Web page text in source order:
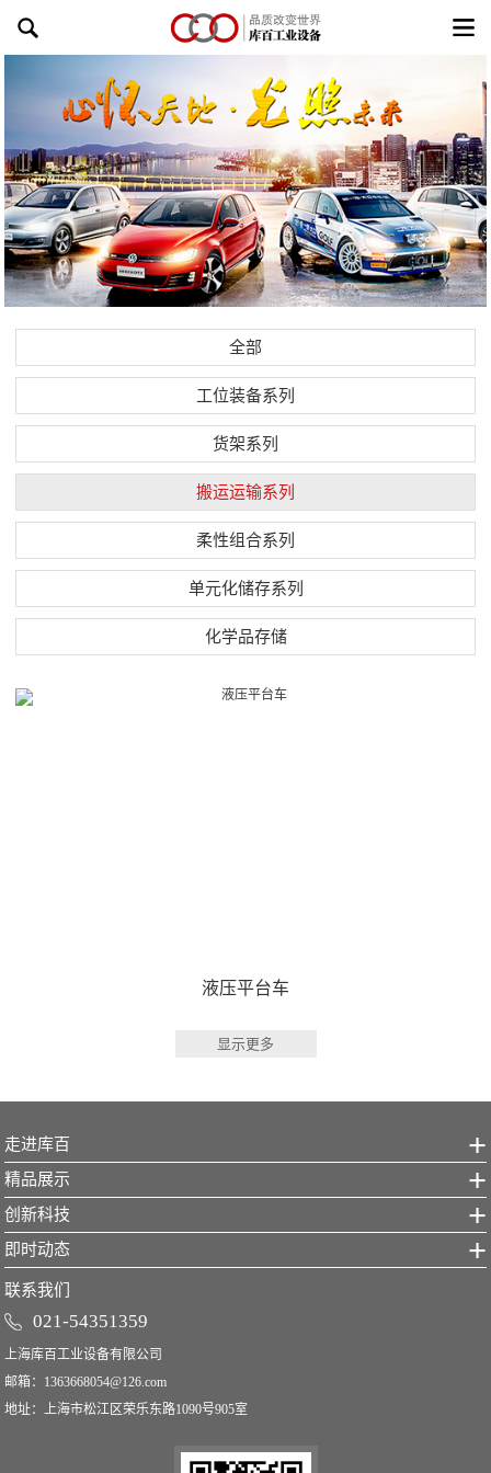
全部
工位装备系列
货架系列
搬运运输系列
柔性组合系列
单元化储存系列
化学品存储
液压平台车
显示更多
走进库百
精品展示
创新科技
即时动态
联系我们
021-54351359
上海库百工业设备有限公司
邮箱： 1363668054@126.com
地址：上海市松江区荣乐东路1090号905室